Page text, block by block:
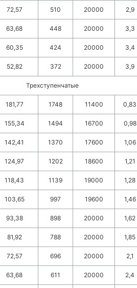
72,57 510 20000 2,9
63,68 448 20000 3,3
60,35 424 20000 3,4
52,82 372 20000 3,9
Трехступенчатые
181,77 1748 11400 0,83
155,34 1494 16700 0,98
142,41 1370 17600 1,06
124,97 1202 18600 1,21
118,43 1139 19000 1,28
103,65 997 19600 1,46
93,38 898 20000 1,62
81,92 788 20000 1,85
72,57 696 20000 2,1
63,68 611 20000 2,4